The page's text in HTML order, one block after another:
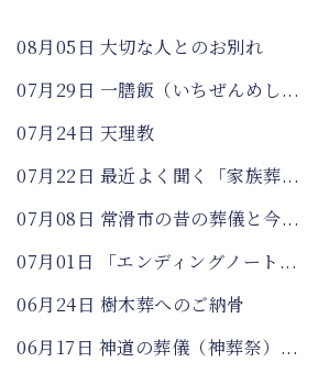
08月05日 大切な人とのお別れ
07月29日 一膳飯（いちぜんめし...
07月24日 天理教
07月22日 最近よく聞く「家族葬...
07月08日 常滑市の昔の葬儀と今...
07月01日 「エンディングノート...
06月24日 樹木葬へのご納骨
06月17日 神道の葬儀（神葬祭）...